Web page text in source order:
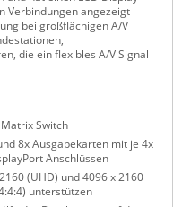
Verbindungen angezeigt
bei großflächigen A/V
die ein flexibles A/V Signal
Switch
8x Ausgabekarten mit je 4x
Anschlüssen
(UHD) und 4096 x 2160
unterstützen